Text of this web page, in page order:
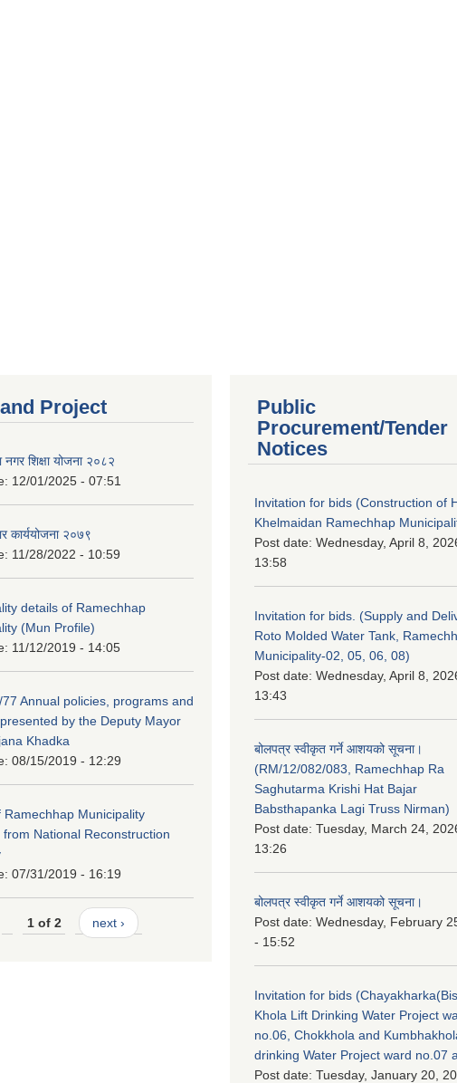
Project
नगर शिक्षा योजना २०८२
12/01/2025 - 07:51
कार्ययोजना २०७९
11/28/2022 - 10:59
details of Ramechhap
(Mun Profile)
11/12/2019 - 14:05
Annual policies, programs and
by the Deputy Mayor
Khadka
08/15/2019 - 12:29
Ramechhap Municipality
National Reconstruction
07/31/2019 - 16:19
1 of 2 next ›
Public
Procurement/Tender
Notices
Invitation for bids (Construction of
Khelmaidan Ramechhap
Post date: Wednesday, April 8,
13:58
Invitation for bids. (Supply and
Roto Molded Water Tank,
Municipality-02, 05, 06, 08)
Post date: Wednesday, April 8,
13:43
बोलपत्र स्वीकृत गर्ने आशयको सूचना।
(RM/12/082/083, Ramechhap Ra
Saghutarma Krishi Hat Bajar
Babsthapanka Lagi Truss Nirman)
Post date: Tuesday, March 24,
13:26
बोलपत्र स्वीकृत गर्ने आशयको सूचना।
Post date: Wednesday, February
- 15:52
Invitation for bids
Khola Lift Drinking Water Project
no.06, Chokkhola and
drinking Water Project ward no.07
Post date: Tuesday, January 20,